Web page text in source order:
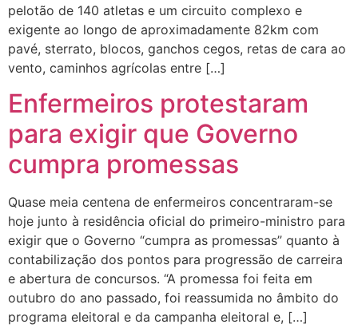
pelotão de 140 atletas e um circuito complexo e
exigente ao longo de aproximadamente 82km com
pavé, sterrato, blocos, ganchos cegos, retas de cara ao
vento, caminhos agrícolas entre […]
Enfermeiros protestaram
para exigir que Governo
cumpra promessas
Quase meia centena de enfermeiros concentraram-se
hoje junto à residência oficial do primeiro-ministro para
exigir que o Governo “cumpra as promessas” quanto à
contabilização dos pontos para progressão de carreira
e abertura de concursos. “A promessa foi feita em
outubro do ano passado, foi reassumida no âmbito do
programa eleitoral e da campanha eleitoral e, […]